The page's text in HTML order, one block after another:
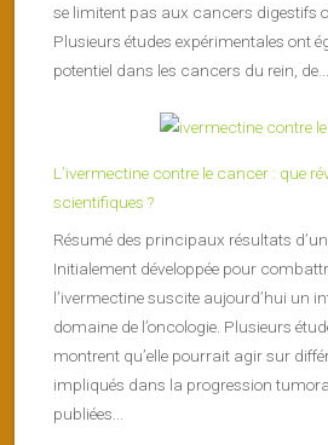
se limitent pas aux cancers digestifs
Plusieurs études expérimentales ont
potentiel dans les cancers du rein, de...
L’ivermectine contre le cancer : que
scientifiques ?
Résumé des principaux résultats
Initialement développée pour
l’ivermectine suscite aujourd’hui un
domaine de l’oncologie. Plusieurs
montrent qu’elle pourrait agir sur
impliqués dans la progression
publiées...